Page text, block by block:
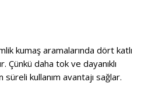
kumaş aramalarında dört katlı
Çünkü daha tok ve dayanıklı
süreli kullanım avantajı sağlar.